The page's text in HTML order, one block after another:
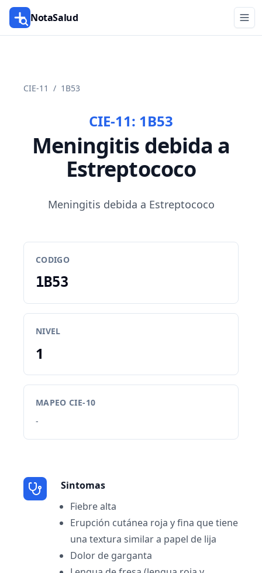
NotaSalud
CIE-11 / 1B53
CIE-11: 1B53
Meningitis debida a
Estreptococo
Meningitis debida a Estreptococo
CODIGO
1B53
NIVEL
1
MAPEO CIE-10
-
Sintomas
Fiebre alta
Erupción cutánea roja y fina que tiene
una textura similar a papel de lija
Dolor de garganta